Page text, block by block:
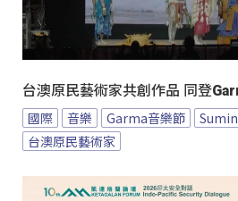
台澳原民藝術家共創作品 同登
國際 音樂 Garma音樂節
台澳原民藝術家